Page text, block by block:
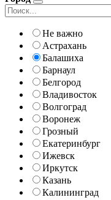
Не важно
Астрахань
Балашиха
Барнаул
Белгород
Владивосток
Волгоград
Воронеж
Грозный
Екатеринбург
Ижевск
Иркутск
Казань
Калининград